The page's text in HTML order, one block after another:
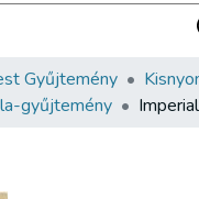
Collections
Gyűjtemény
gyűjtemény
Imperial